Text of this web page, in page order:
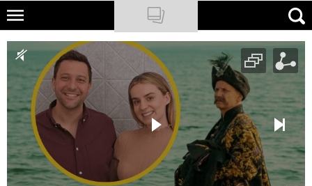
Skip
main
content
NATIONAL GEOGRAPHIC
TRAVELER
PODCASTY
Sklep
Newsletter